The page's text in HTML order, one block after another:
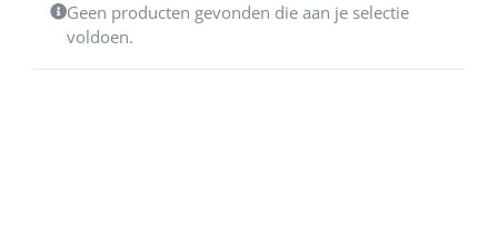
Geen producten gevonden die aan je selectie
voldoen.